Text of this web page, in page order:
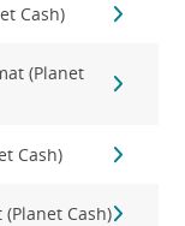
Cash)
(Planet
Cash)
(Planet Cash)